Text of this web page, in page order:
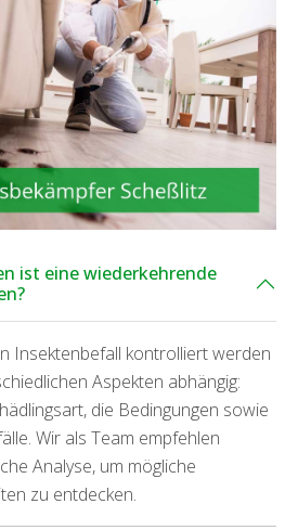
ist eine wiederkehrende
Insektenbefall kontrolliert werden
Aspekten abhängig:
die Bedingungen sowie
Wir als Team empfehlen
Analyse, um mögliche
zu entdecken.